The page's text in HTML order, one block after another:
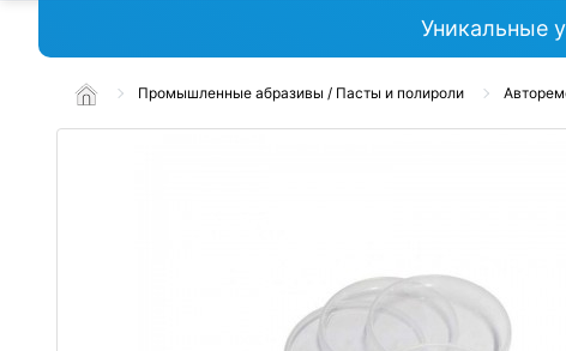
Уникальные
Промышленные абразивы / Пасты и полироли